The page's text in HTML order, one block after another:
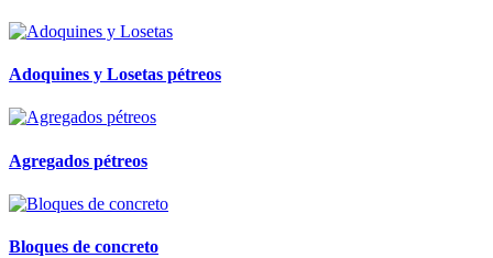
Adoquines y Losetas pétreos
Agregados pétreos
Bloques de concreto